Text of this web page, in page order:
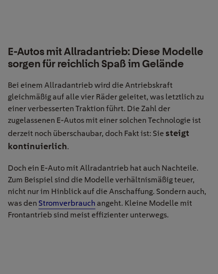
E-Autos mit Allradantrieb: Diese Modelle
sorgen für reichlich Spaß im Gelände
Bei einem Allradantrieb wird die Antriebskraft
gleichmäßig auf alle vier Räder geleitet, was letztlich zu
einer verbesserten Traktion führt. Die Zahl der
zugelassenen E-Autos mit einer solchen Technologie ist
derzeit noch überschaubar, doch Fakt ist: Sie steigt
kontinuierlich.
Doch ein E-Auto mit Allradantrieb hat auch Nachteile.
Zum Beispiel sind die Modelle verhältnismäßig teuer,
nicht nur im Hinblick auf die Anschaffung. Sondern auch,
was den Stromverbrauch angeht. Kleine Modelle mit
Frontantrieb sind meist effizienter unterwegs.